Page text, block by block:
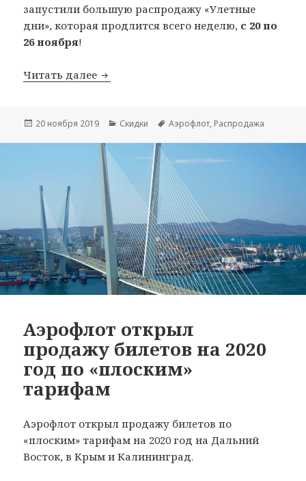
запустили большую распродажу «Улетные
дни», которая продлится всего неделю, с 20 по
26 ноября!
Читать далее Распродажа Аэрофлота: по России, в
Опубликовано
20 ноября 2019 Рубрики
Скидки Метки
Аэрофлот, Распродажа
Аэрофлот открыл
продажу билетов на 2020
год по «плоским»
тарифам
Аэрофлот открыл продажу билетов по
«плоским» тарифам на 2020 год на Дальний
Восток, в Крым и Калининград.